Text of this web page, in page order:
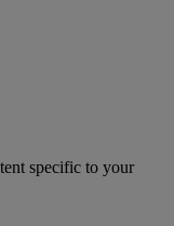
specific to your